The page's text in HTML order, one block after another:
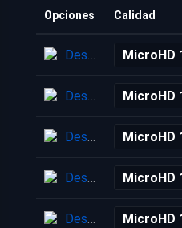
Opciones Calidad
Descarga MicroHD
Descarga MicroHD
Descarga MicroHD
Descarga MicroHD
Descarga MicroHD